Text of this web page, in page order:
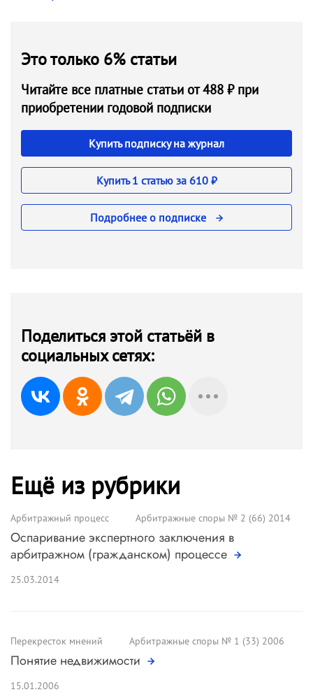
Это только 6% статьи
Читайте все платные статьи от 488 ₽ при
приобретении годовой подписки
Купить подписку на журнал
Купить 1 статью за 610 ₽
Подробнее о подписке
Поделиться этой статьёй в
социальных сетях:
Ещё из рубрики
Арбитражный процесс Арбитражные споры № 2 (66) 2014
Оспаривание экспертного заключения в
арбитражном (гражданском) процессе
25.03.2014
Перекресток мнений Арбитражные споры № 1 (33) 2006
Понятие недвижимости
15.01.2006